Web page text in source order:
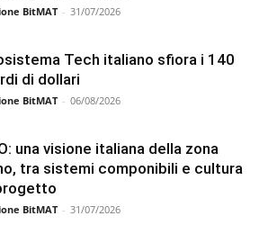
BitMAT - 31/07/2026
Tech italiano sfiora i 140
di dollari
BitMAT - 06/08/2026
una visione italiana della zona
tra sistemi componibili e cultura
BitMAT - 31/07/2026